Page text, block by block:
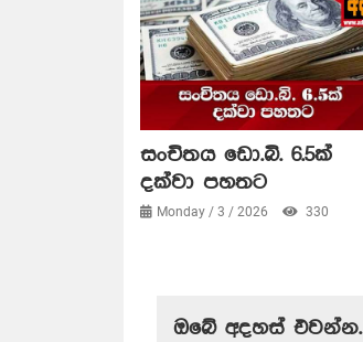
සංචිතය ඩො.බි. 6.5ක්
දක්වා පහතට
Monday / 3 / 2026 330
ඔබේ අදහස් එවන්න.